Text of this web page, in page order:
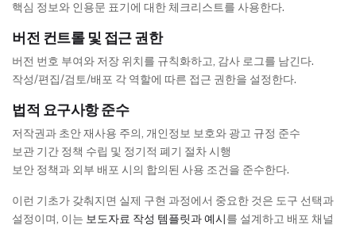
핵심 정보와 인용문 표기에 대한 체크리스트를 사용한다.
버전 컨트롤 및 접근 권한
버전 번호 부여와 저장 위치를 규칙화하고, 감사 로그를 남긴다.
작성/편집/검토/배포 각 역할에 따른 접근 권한을 설정한다.
법적 요구사항 준수
저작권과 초안 재사용 주의, 개인정보 보호와 광고 규정 준수
보관 기간 정책 수립 및 정기적 폐기 절차 시행
보안 정책과 외부 배포 시의 합의된 사용 조건을 준수한다.
이런 기초가 갖춰지면 실제 구현 과정에서 중요한 것은 도구 선택과
설정이며, 이는 보도자료 작성 템플릿과 예시를 설계하고 배포 채널